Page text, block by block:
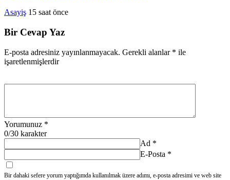
Asayiş 15 saat önce
Bir Cevap Yaz
E-posta adresiniz yayınlanmayacak. Gerekli alanlar * ile
işaretlenmişlerdir
Yorumunuz *
0/30 karakter
Ad *
E-Posta *
Bir dahaki sefere yorum yaptığımda kullanılmak üzere adımı, e-posta adresimi ve web site